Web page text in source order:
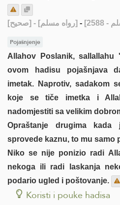
[صحيح] - [رواه مسلم] -
Pojašnjenje
Allahov Poslanik,
ovom hadisu pojašnjava
imetak. Naprotiv, sadakom
koje se tiče imetka i
nadomjestiti sa velikim
Opraštanje drugima
sprovede kaznu, to mu samo
Niko se nije ponizio radi
nekoga ili radi laskanja
podario ugled i poštovanje.
Koristi i pouke hadisa